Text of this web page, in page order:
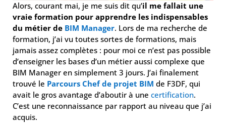
Alors, courant mai, je me suis dit qu’il me fallait une
vraie formation pour apprendre les indispensables
du métier de BIM Manager. Lors de ma recherche de
formation, j’ai vu toutes sortes de formations, mais
jamais assez complètes : pour moi ce n’est pas possible
d’enseigner les bases d’un métier aussi complexe que
BIM Manager en simplement 3 jours. J’ai finalement
trouvé le Parcours Chef de projet BIM de F3DF, qui
avait le gros avantage d’aboutir à une certification.
C’est une reconnaissance par rapport au niveau que j’ai
acquis.